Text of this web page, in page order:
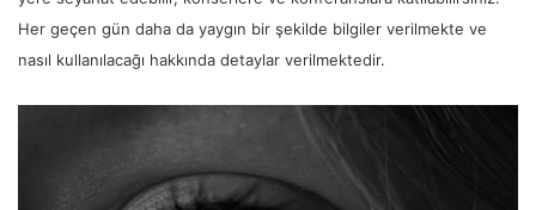
Her geçen gün daha da yaygın bir şekilde bilgiler verilmekte ve
nasıl kullanılacağı hakkında detaylar verilmektedir.